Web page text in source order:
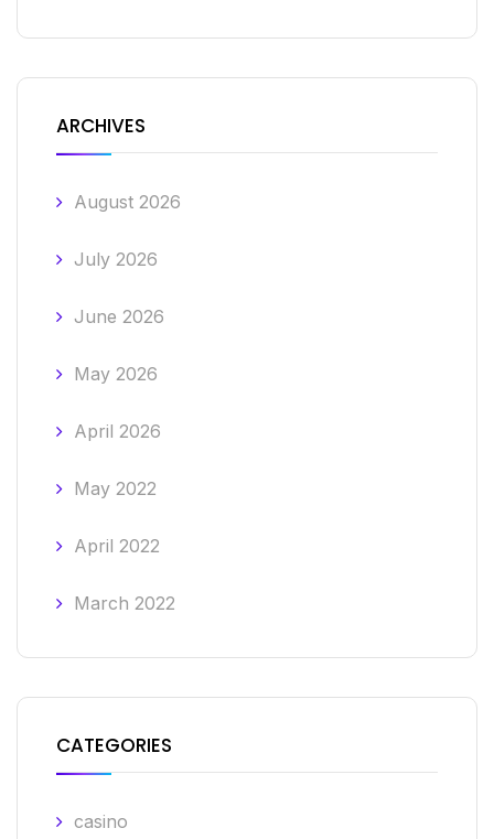
ARCHIVES
August 2026
July 2026
June 2026
May 2026
April 2026
May 2022
April 2022
March 2022
CATEGORIES
casino